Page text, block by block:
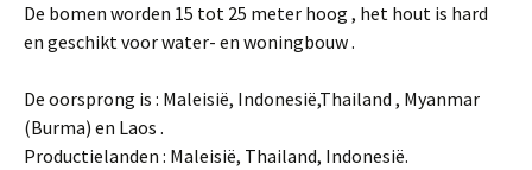
De bomen worden 15 tot 25 meter hoog , het hout is hard
en geschikt voor water- en woningbouw .
De oorsprong is : Maleisië, Indonesië,Thailand , Myanmar
(Burma) en Laos .
Productielanden : Maleisië, Thailand, Indonesië.